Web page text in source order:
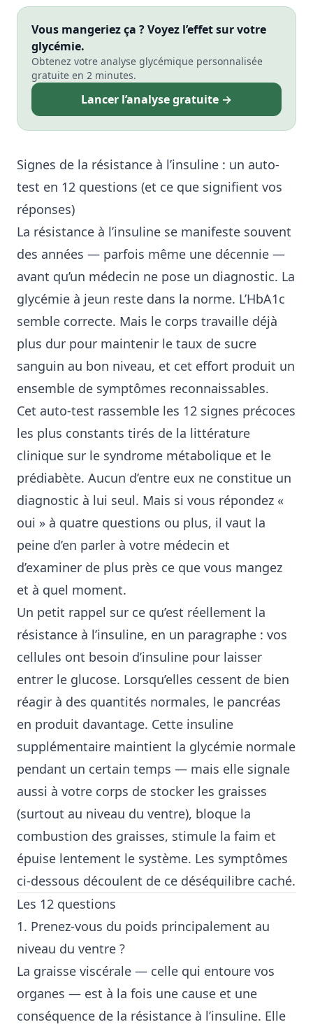
Vous mangeriez ça ? Voyez l’effet sur votre
glycémie.
Obtenez votre analyse glycémique personnalisée
gratuite en 2 minutes.
Lancer l’analyse gratuite →
Signes de la résistance à l’insuline : un auto-
test en 12 questions (et ce que signifient vos
réponses)
La résistance à l’insuline se manifeste souvent
des années — parfois même une décennie —
avant qu’un médecin ne pose un diagnostic. La
glycémie à jeun reste dans la norme. L’HbA1c
semble correcte. Mais le corps travaille déjà
plus dur pour maintenir le taux de sucre
sanguin au bon niveau, et cet effort produit un
ensemble de symptômes reconnaissables.
Cet auto-test rassemble les 12 signes précoces
les plus constants tirés de la littérature
clinique sur le syndrome métabolique et le
prédiabète. Aucun d’entre eux ne constitue un
diagnostic à lui seul. Mais si vous répondez «
oui » à quatre questions ou plus, il vaut la
peine d’en parler à votre médecin et
d’examiner de plus près ce que vous mangez
et à quel moment.
Un petit rappel sur ce qu’est réellement la
résistance à l’insuline, en un paragraphe : vos
cellules ont besoin d’insuline pour laisser
entrer le glucose. Lorsqu’elles cessent de bien
réagir à des quantités normales, le pancréas
en produit davantage. Cette insuline
supplémentaire maintient la glycémie normale
pendant un certain temps — mais elle signale
aussi à votre corps de stocker les graisses
(surtout au niveau du ventre), bloque la
combustion des graisses, stimule la faim et
épuise lentement le système. Les symptômes
ci-dessous découlent de ce déséquilibre caché.
Les 12 questions
1. Prenez-vous du poids principalement au
niveau du ventre ?
La graisse viscérale — celle qui entoure vos
organes — est à la fois une cause et une
conséquence de la résistance à l’insuline. Elle